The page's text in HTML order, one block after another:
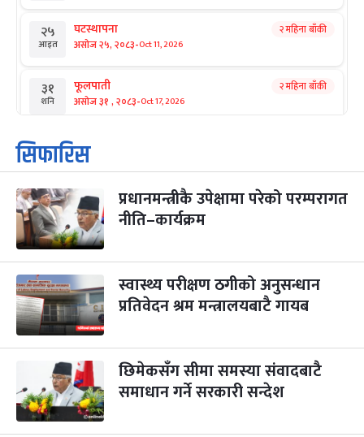
२५
आइत
घटस्थापना
असोज २५, २०८३-Oct 11, 2026
२ महिना बाँकी
३१
शनि
फूलपाती
असोज ३१ , २०८३-Oct 17, 2026
२ महिना बाँकी
१
आइत
कार्तिक सङ्क्रान्ति
कार्तिक १, २०८३
३
मंगल
महानवमी
कार्तिक ३, २०८३-Oct 20, 2026
२ महिना बाँकी
४
बुध कार्तिक ४, २०८३ Oct 21, 2026
५
बिहि
पापा‌ङ्कुशा एकादशी व्रत
कार्तिक ५, २०८३
२ महिना बाँकी
२२
आइत
कुकुर तिहार
कार्तिक २२, २०८३-Nov 8, 2026
३ महिना बाँकी
२३ गाई पूजा
सिफारिस
प्रधानमन्त्रीकै उपेक्षामा परेको परम्परागत
नीति–कार्यक्रम
स्वास्थ्य परीक्षण ठगीको अनुसन्धान
प्रतिवेदन श्रम मन्त्रालयबाटै गायब
छिमेकसँग सीमा समस्या संवादबाटै
समाधान गर्ने सरकारी सन्देश